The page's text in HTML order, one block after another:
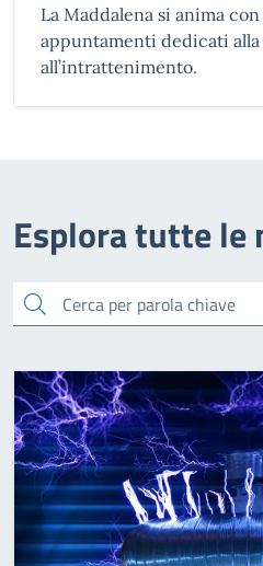
La Maddalena si anima
appuntamenti dedicati alla
all’intrattenimento.
Esplora tutte le
cerca